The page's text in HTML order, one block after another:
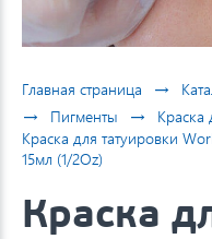
Главная страница →
→ Пигменты → Краска
Краска для татуировки
15мл (1/2Oz)
Краска